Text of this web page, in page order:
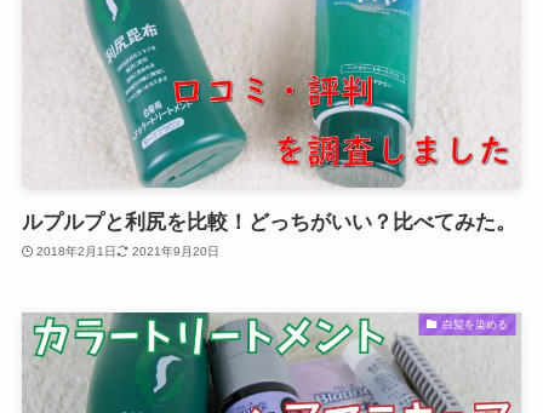
ルプルプと利尻を比較！どっちがいい？比べてみた。
2018年2月1日 2021年9月20日
白髪を染める